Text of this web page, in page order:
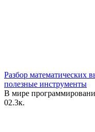
Разбор
полезные инструменты
В мире
02.3к.